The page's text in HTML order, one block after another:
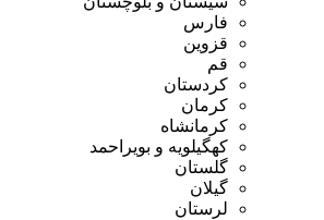
فارس
قزوین
قم
کردستان
کرمان
کرمانشاه
کهگیلویه و بویراحمد
گلستان
گیلان
لرستان